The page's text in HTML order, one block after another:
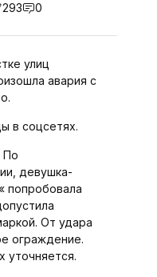
293 0
улиц
авария с
в соцсетях.
По
девушка-
попробовала
От удара
ограждение.
уточняется.